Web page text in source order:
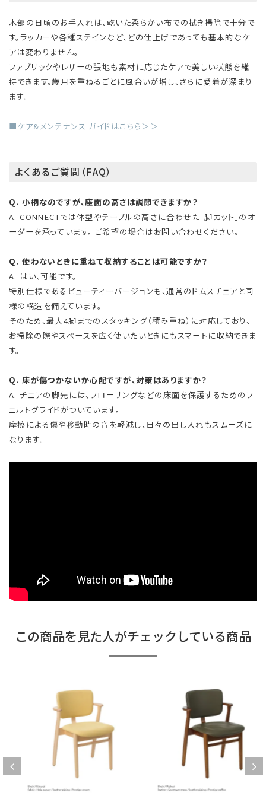
木部の日頃のお手入れは、乾いた柔らかい布での拭き掃除で十分で
す。ラッカーや各種ステインなど、どの仕上げであっても基本的なケ
アは変わりません。
ファブリックやレザーの張地も素材に応じたケアで美しい状態を維
持できます。歳月を重ねるごとに風合いが増し、さらに愛着が深まり
ます。
■ケア&メンテナンス ガイドはこちら＞＞
よくあるご質問（FAQ）
Q. 小柄なのですが、座面の高さは調節できますか？
A. CONNECTでは体型やテーブルの高さに合わせた「脚カット」のオ
ーダーを承っています。 ご希望の場合はお問い合わせください。
Q. 使わないときに重ねて収納することは可能ですか？
A. はい、可能です。
特別仕様であるビューティーバージョンも、通常のドムスチェアと同
様の構造を備えています。
そのため、最大4脚までのスタッキング（積み重ね）に対応しており、
お掃除の際やスペースを広く使いたいときにもスマートに収納できま
す。
Q. 床が傷つかないか心配ですが、対策はありますか？
A. チェアの脚先には、フローリングなどの床面を保護するためのフ
ェルトグライドがついています。
摩擦による傷や移動時の音を軽減し、日々の出し入れもスムーズに
なります。
この商品を見た人がチェックしている商品